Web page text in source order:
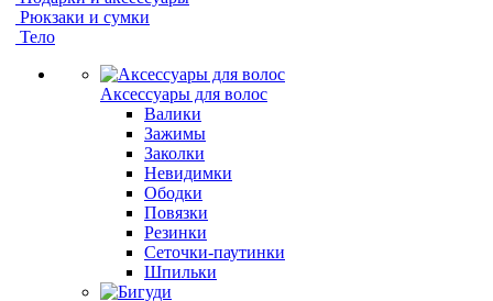
Рюкзаки и сумки
Тело
Аксессуары для волос
Валики
Зажимы
Заколки
Невидимки
Ободки
Повязки
Резинки
Сеточки-паутинки
Шпильки